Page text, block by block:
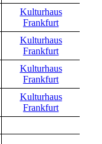
Kulturhaus
Frankfurt
Kulturhaus
Frankfurt
Kulturhaus
Frankfurt
Kulturhaus
Frankfurt